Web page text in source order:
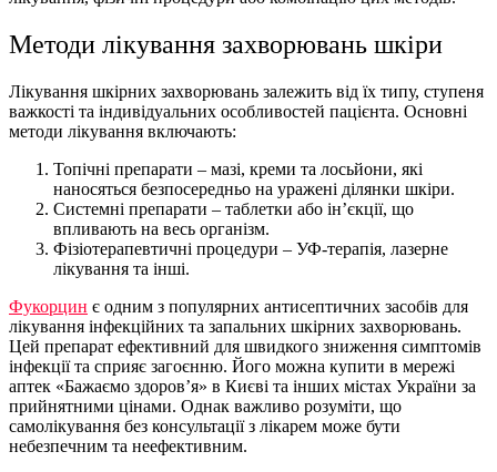
Методи лікування захворювань шкіри
Лікування шкірних захворювань залежить від їх типу, ступеня
важкості та індивідуальних особливостей пацієнта. Основні
методи лікування включають:
Топічні препарати – мазі, креми та лосьйони, які
наносяться безпосередньо на уражені ділянки шкіри.
Системні препарати – таблетки або ін’єкції, що
впливають на весь організм.
Фізіотерапевтичні процедури – УФ-терапія, лазерне
лікування та інші.
Фукорцин є одним з популярних антисептичних засобів для
лікування інфекційних та запальних шкірних захворювань.
Цей препарат ефективний для швидкого зниження симптомів
інфекції та сприяє загоєнню. Його можна купити в мережі
аптек «Бажаємо здоров’я» в Києві та інших містах України за
прийнятними цінами. Однак важливо розуміти, що
самолікування без консультації з лікарем може бути
небезпечним та неефективним.